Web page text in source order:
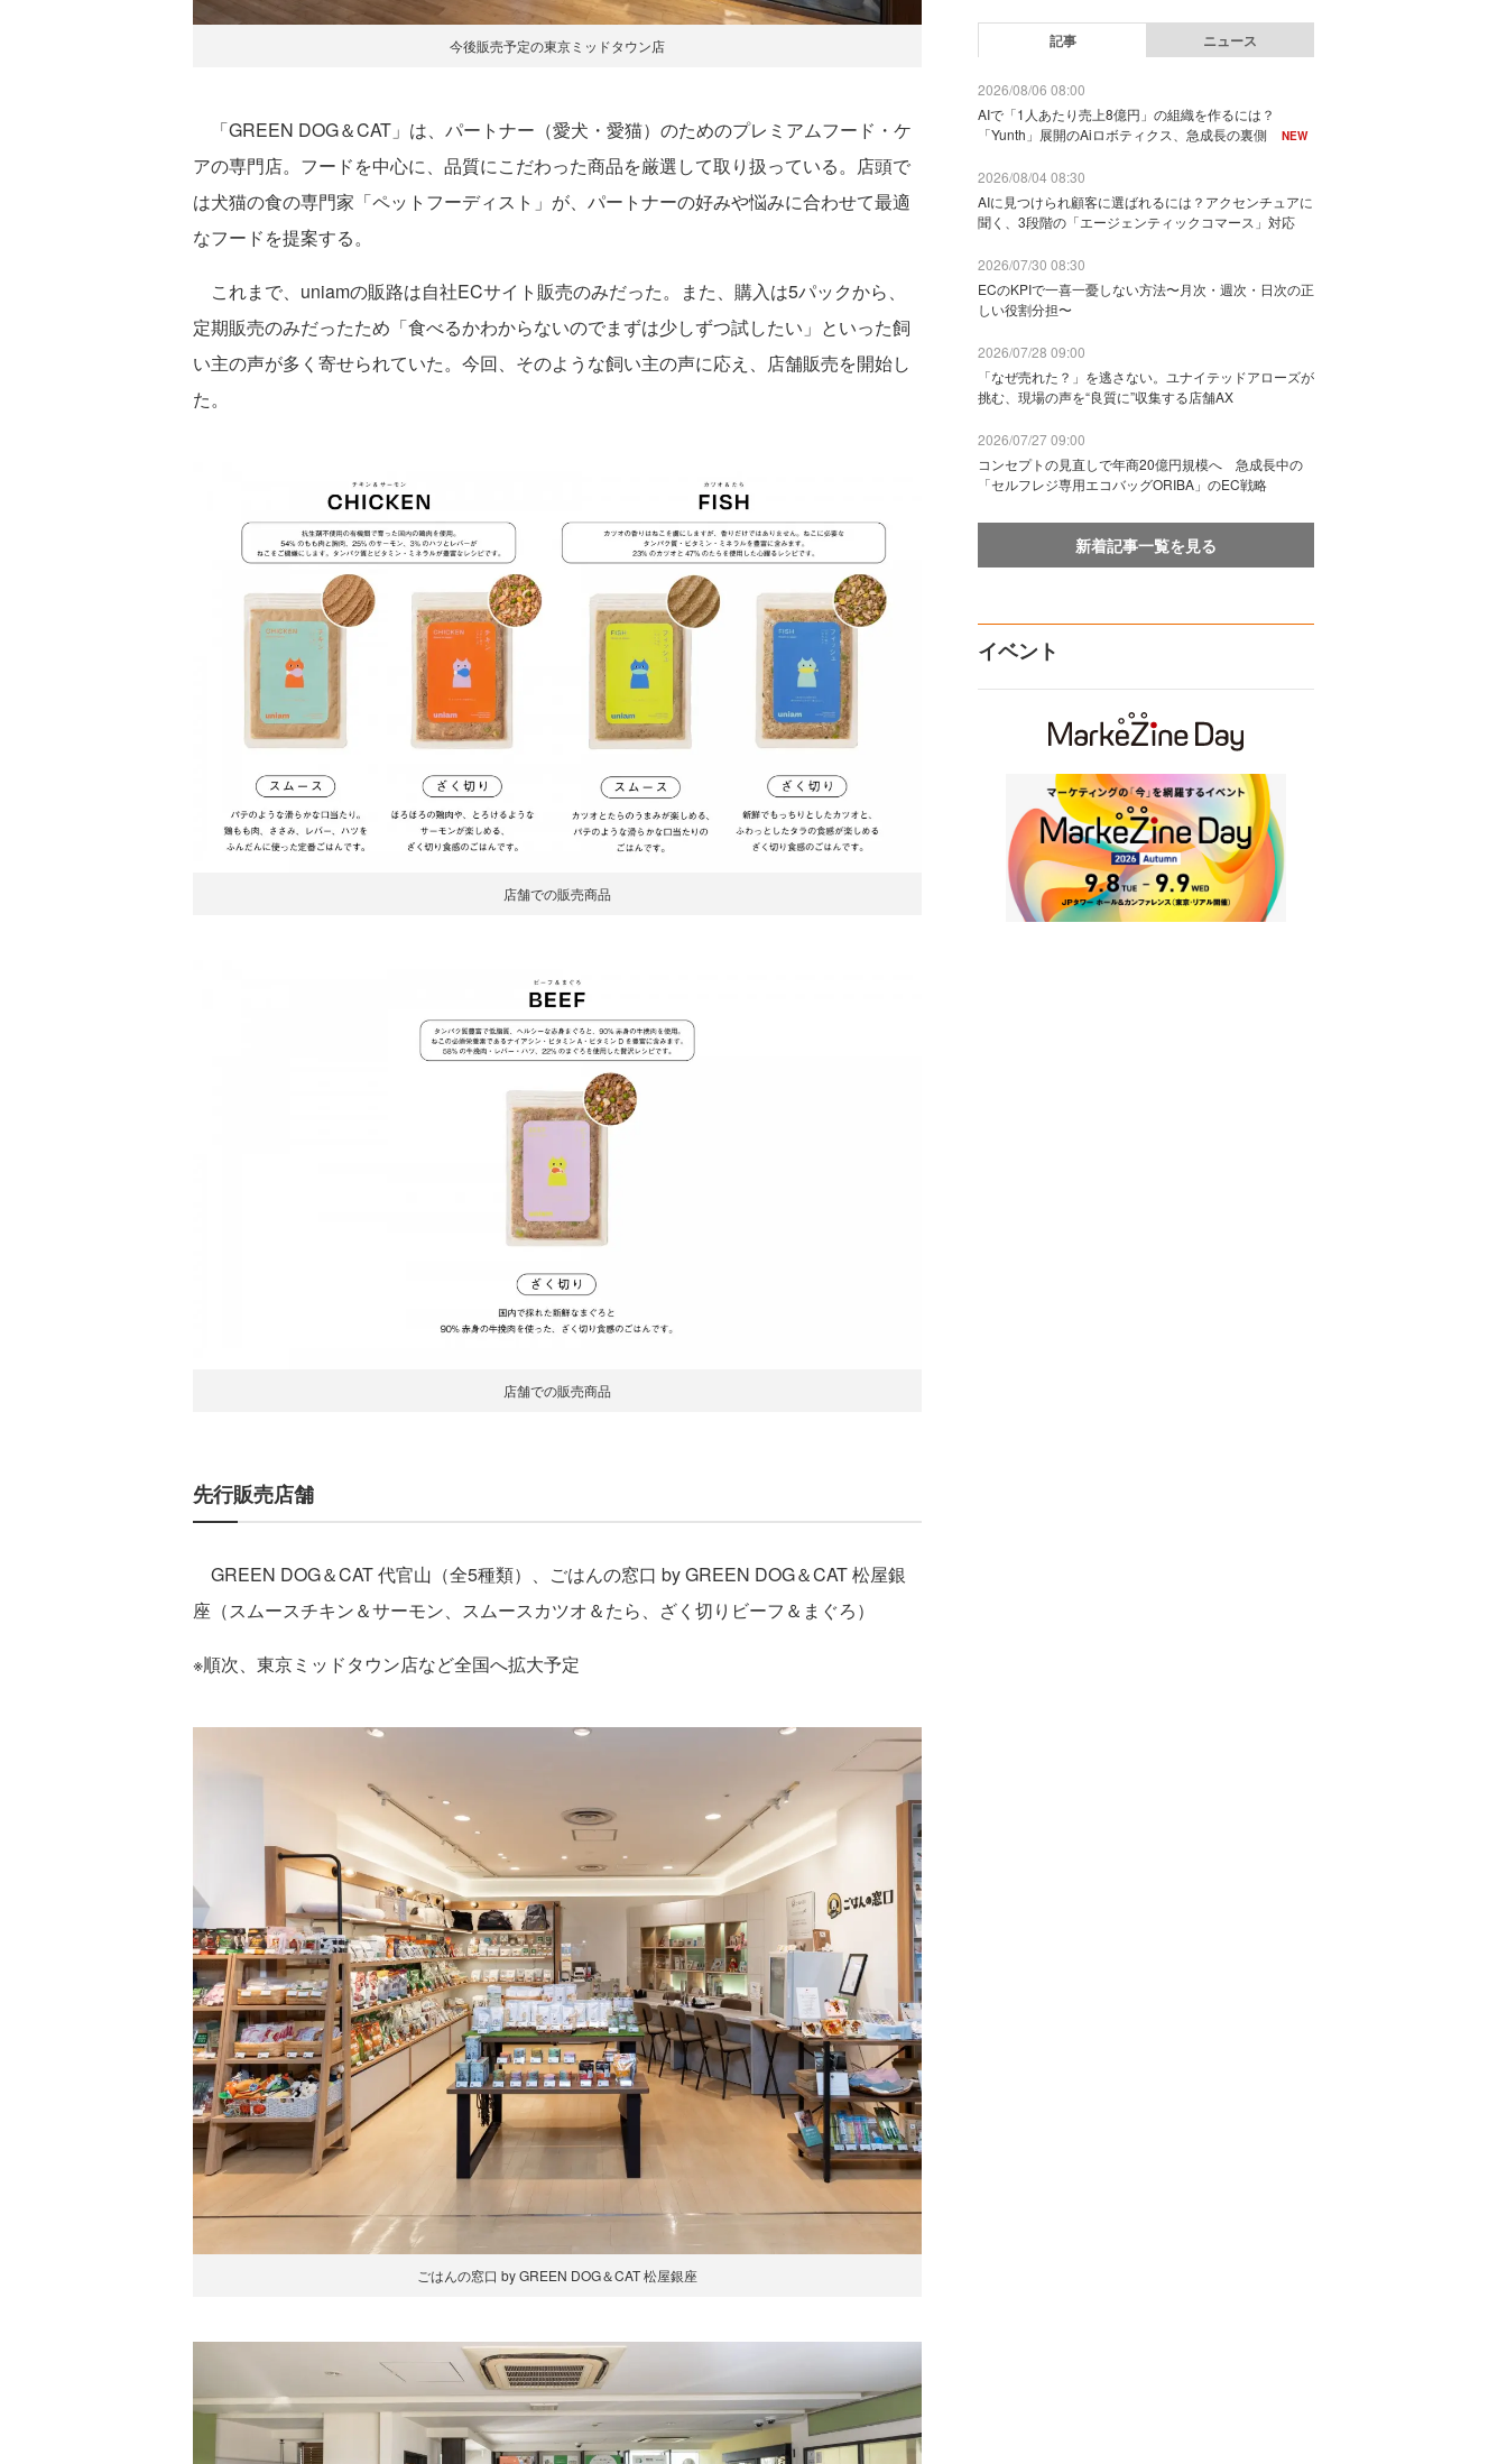
今後販売予定の東京ミッドタウン店
「GREEN DOG＆CAT」は、パートナー（愛犬・愛猫）のためのプレミアムフード・ケ
アの専門店。フードを中心に、品質にこだわった商品を厳選して取り扱っている。店頭で
は犬猫の食の専門家「ペットフーディスト」が、パートナーの好みや悩みに合わせて最適
なフードを提案する。
これまで、uniamの販路は自社ECサイト販売のみだった。また、購入は5パックから、
定期販売のみだったため「食べるかわからないのでまずは少しずつ試したい」といった飼
い主の声が多く寄せられていた。今回、そのような飼い主の声に応え、店舗販売を開始し
た。
店舗での販売商品
店舗での販売商品
先行販売店舗
GREEN DOG＆CAT 代官山（全5種類）、ごはんの窓口 by GREEN DOG＆CAT 松屋銀
座（スムースチキン＆サーモン、スムースカツオ＆たら、ざく切りビーフ＆まぐろ）
※順次、東京ミッドタウン店など全国へ拡大予定
ごはんの窓口 by GREEN DOG＆CAT 松屋銀座
記事 ニュース
2026/08/06 08:00
AIで「1人あたり売上8億円」の組織を作るには？
「Yunth」展開のAiロボティクス、急成長の裏側
NEW
2026/08/04 08:30
AIに見つけられ顧客に選ばれるには？アクセンチュアに
聞く、3段階の「エージェンティックコマース」対応
2026/07/30 08:30
ECのKPIで一喜一憂しない方法〜月次・週次・日次の正
しい役割分担〜
2026/07/28 09:00
「なぜ売れた？」を逃さない。ユナイテッドアローズが
挑む、現場の声を“良質に”収集する店舗AX
2026/07/27 09:00
コンセプトの見直しで年商20億円規模へ 急成長中の
「セルフレジ専用エコバッグORIBA」のEC戦略
新着記事一覧を見る
イベント